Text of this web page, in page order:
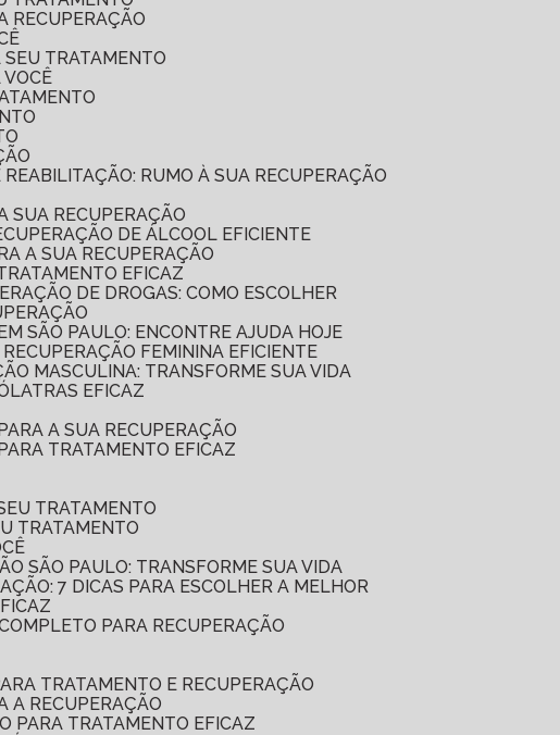
RECUPERAÇÃO
SEU TRATAMENTO
VOCÊ
REABILITAÇÃO: RUMO À SUA RECUPERAÇÃO
SUA RECUPERAÇÃO
DE ÁLCOOL EFICIENTE
A SUA RECUPERAÇÃO
EFICAZ
DE DROGAS: COMO ESCOLHER
SÃO PAULO: ENCONTRE AJUDA HOJE
RECUPERAÇÃO FEMININA EFICIENTE
MASCULINA: TRANSFORME SUA VIDA
EFICAZ
A SUA RECUPERAÇÃO
TRATAMENTO EFICAZ
TRATAMENTO
TRATAMENTO
SÃO PAULO: TRANSFORME SUA VIDA
7 DICAS PARA ESCOLHER A MELHOR
PARA RECUPERAÇÃO
TRATAMENTO E RECUPERAÇÃO
A RECUPERAÇÃO
PARA TRATAMENTO EFICAZ